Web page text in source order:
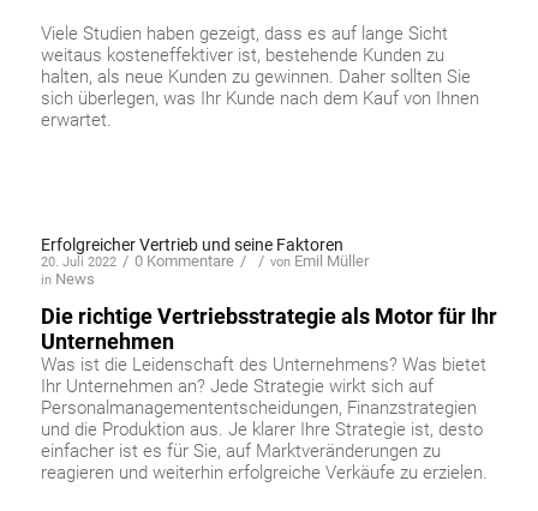
Viele Studien haben gezeigt, dass es auf lange Sicht
weitaus kosteneffektiver ist, bestehende Kunden zu
halten, als neue Kunden zu gewinnen. Daher sollten Sie
sich überlegen, was Ihr Kunde nach dem Kauf von Ihnen
erwartet.
Erfolgreicher Vertrieb und seine Faktoren
20. Juli 2022 / 0 Kommentare /
in News
/ von Emil Müller
Die richtige Vertriebsstrategie als Motor für Ihr
Unternehmen
Was ist die Leidenschaft des Unternehmens? Was bietet
Ihr Unternehmen an? Jede Strategie wirkt sich auf
Personalmanagemententscheidungen, Finanzstrategien
und die Produktion aus. Je klarer Ihre Strategie ist, desto
einfacher ist es für Sie, auf Marktveränderungen zu
reagieren und weiterhin erfolgreiche Verkäufe zu erzielen.